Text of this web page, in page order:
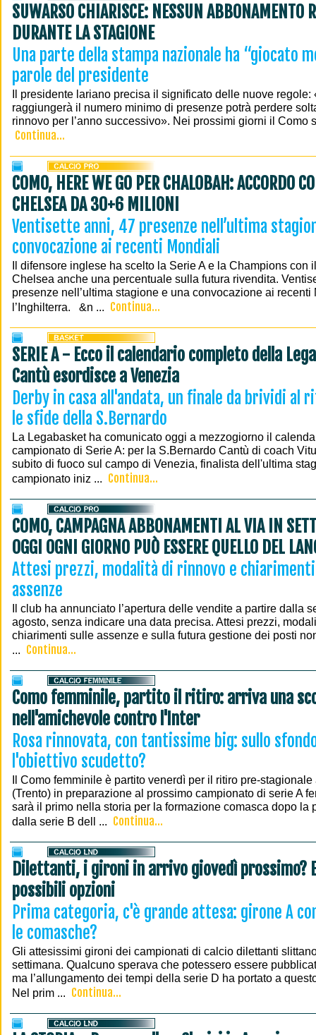
SUWARSO CHIARISCE: NESSUN ABBONAMENTO
DURANTE LA STAGIONE
Una parte della stampa nazionale ha “giocato
parole del presidente
Il presidente lariano precisa il significato delle nuove regole:
raggiungerà il numero minimo di presenze potrà perdere
rinnovo per l’anno successivo». Nei prossimi giorni il Como
Continua...
COMO, HERE WE GO PER CHALOBAH: ACCORDO
CHELSEA DA 30+6 MILIONI
Ventisette anni, 47 presenze nell’ultima
convocazione ai recenti Mondiali
Il difensore inglese ha scelto la Serie A e la Champions con
Chelsea anche una percentuale sulla futura rivendita.
presenze nell’ultima stagione e una convocazione ai recenti
l’Inghilterra. &n ... Continua...
SERIE A - Ecco il calendario completo della
Cantù esordisce a Venezia
Derby in casa all'andata, un finale da brividi al
le sfide della S.Bernardo
La Legabasket ha comunicato oggi a mezzogiorno il
campionato di Serie A: per la S.Bernardo Cantù di coach
subito di fuoco sul campo di Venezia, finalista dell'ultima
campionato iniz ... Continua...
COMO, CAMPAGNA ABBONAMENTI AL VIA IN
OGGI OGNI GIORNO PUÒ ESSERE QUELLO DEL
Attesi prezzi, modalità di rinnovo e
assenze
Il club ha annunciato l’apertura delle vendite a partire dalla
agosto, senza indicare una data precisa. Attesi prezzi,
chiarimenti sulle assenze e sulla futura gestione dei posti
... Continua...
Como femminile, partito il ritiro: arriva una
nell'amichevole contro l'Inter
Rosa rinnovata, con tantissime big: sullo
l'obiettivo scudetto?
Il Como femminile è partito venerdì per il ritiro pre-stagionale
(Trento) in preparazione al prossimo campionato di serie A
sarà il primo nella storia per la formazione comasca dopo la
dalla serie B dell ... Continua...
Dilettanti, i gironi in arrivo giovedì prossimo?
possibili opzioni
Prima categoria, c'è grande attesa: girone A
le comasche?
Gli attesissimi gironi dei campionati di calcio dilettanti
settimana. Qualcuno sperava che potessero essere
ma l’allungamento dei tempi della serie D ha portato a
Nel prim ... Continua...